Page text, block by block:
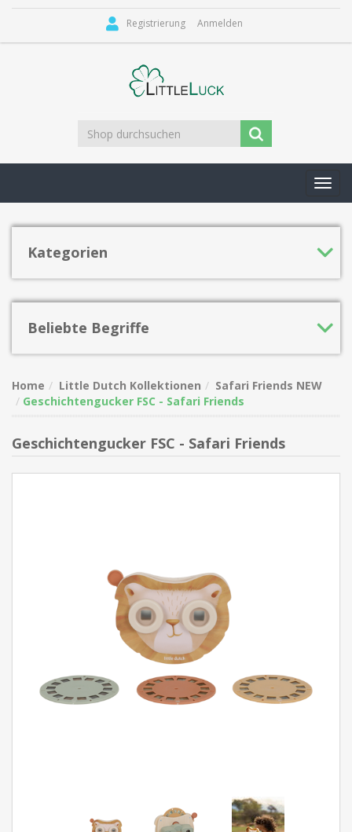
Registrierung Anmelden
Kategorien
Beliebte Begriffe
Home Little Dutch Kollektionen
Safari Friends NEW
Geschichtengucker FSC - Safari Friends
Geschichtengucker FSC - Safari Friends